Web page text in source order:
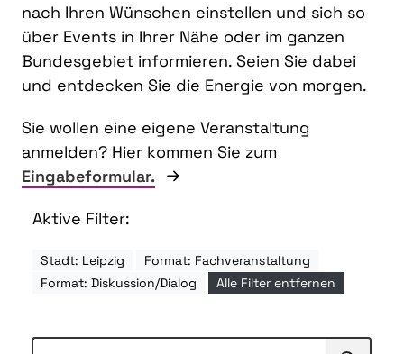
nach Ihren Wünschen einstellen und sich so
über Events in Ihrer Nähe oder im ganzen
Bundesgebiet informieren. Seien Sie dabei
und entdecken Sie die Energie von morgen.
Sie wollen eine eigene Veranstaltung
anmelden? Hier kommen Sie zum
Eingabeformular.
Aktive Filter:
Stadt: Leipzig
Format: Fachveranstaltung
Format: Diskussion/Dialog
Alle Filter entfernen